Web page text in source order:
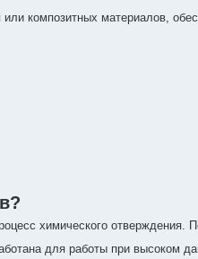
композитных материалов,
химического
для работы при высоком